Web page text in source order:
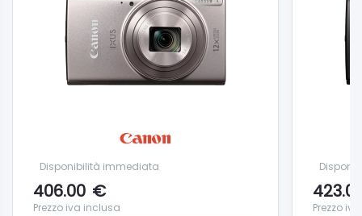
Disponibilità immediata
406.00 €
Prezzo iva inclusa Prezzo